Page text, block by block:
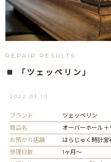
REPAIR RESULTS
「ツェッペリン」
2022.03.10
ブランド
ツェッペリン
商品名
オーバーホール＋
お預かり店舗
はらじゅく時計
修理日数
1ヶ月〜